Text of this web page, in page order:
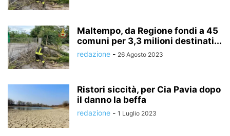
Maltempo, da Regione fondi a 45
comuni per 3,3 milioni destinati...
redazione - 26 Agosto 2023
Ristori siccità, per Cia Pavia dopo
il danno la beffa
redazione - 1 Luglio 2023